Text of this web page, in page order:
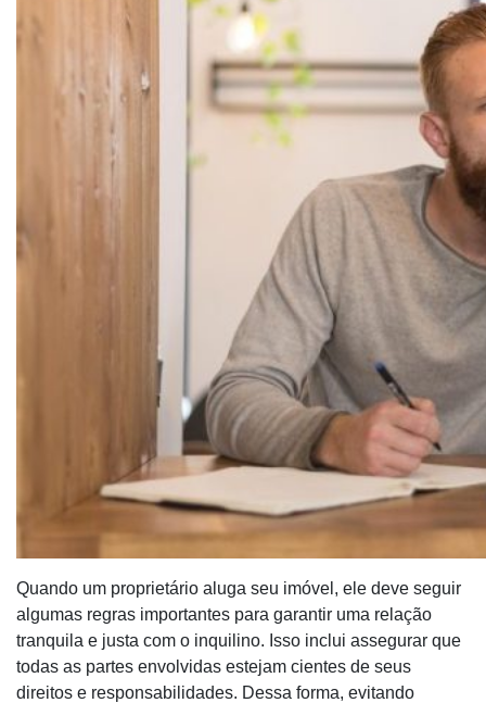
Quando um proprietário aluga seu imóvel, ele deve seguir
algumas regras importantes para garantir uma relação
tranquila e justa com o inquilino. Isso inclui assegurar que
todas as partes envolvidas estejam cientes de seus
direitos e responsabilidades. Dessa forma, evitando